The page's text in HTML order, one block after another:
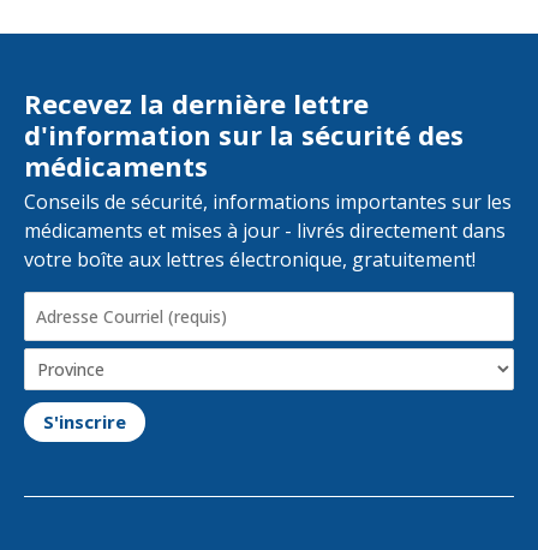
Recevez la dernière lettre
d'information sur la sécurité des
médicaments
Conseils de sécurité, informations importantes sur les
médicaments et mises à jour - livrés directement dans
votre boîte aux lettres électronique, gratuitement!
Adresse
Courriel(Required)
Province
(optional)